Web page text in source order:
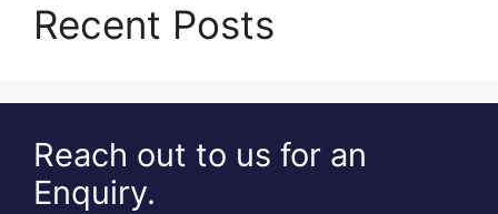
Recent Posts
Reach out to us for an
Enquiry.